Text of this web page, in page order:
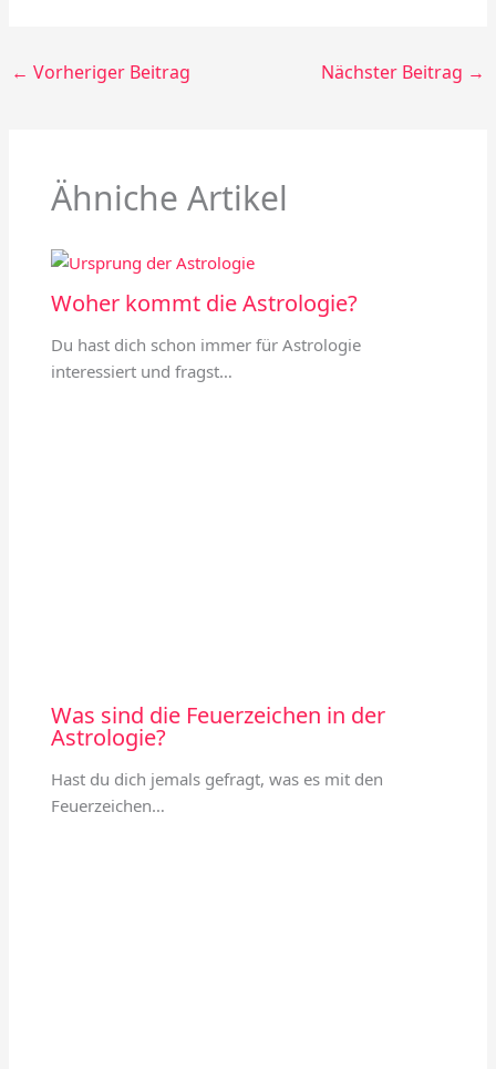
← Vorheriger Beitrag Nächster Beitrag →
Ähniche Artikel
Woher kommt die Astrologie?
Du hast dich schon immer für Astrologie
interessiert und fragst…
Was sind die Feuerzeichen in der
Astrologie?
Hast du dich jemals gefragt, was es mit den
Feuerzeichen…